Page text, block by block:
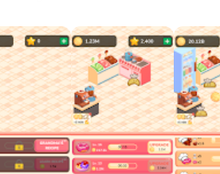
столкнетесь, свяжитесь со
интерфейса —
Youtube)